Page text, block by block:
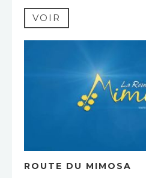
VOIR
ROUTE DU MIMOSA